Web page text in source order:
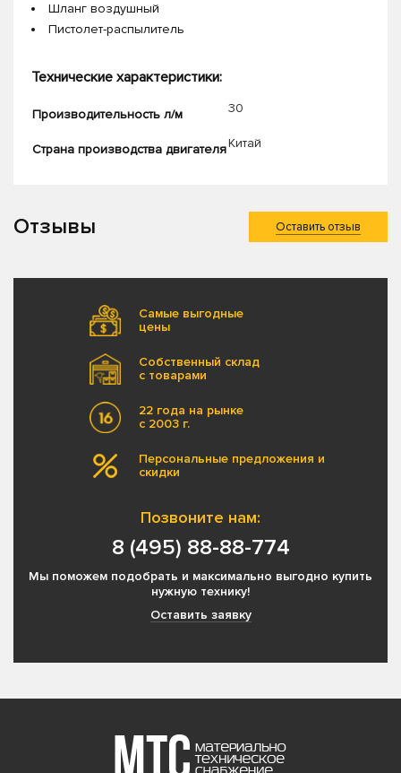
Шланг воздушный
Пистолет-распылитель
Технические характеристики:
Производительность л/м 30
Страна производства двигателяКитай
Отзывы Оставить отзыв
Самые выгодные
цены
Собственный склад
с товарами
22 года на рынке
с 2003 г.
Персональные предложения и
скидки
Позвоните нам:
8 (495) 88-88-774
Мы поможем подобрать и максимально выгодно купить
нужную технику!
Оставить заявку